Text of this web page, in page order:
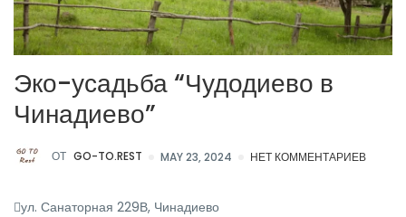
Эко-усадьба “Чудодиево в
Чинадиево”
ОТ GO-TO.REST MAY 23, 2024 НЕТ КОММЕНТАРИЕВ
ул. Санаторная 229В, Чинадиево